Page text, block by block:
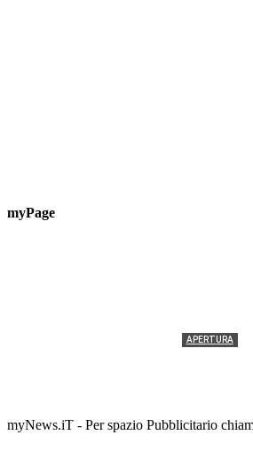
myPage
APERTURA
myNews.iT - Per spazio Pubblicitario